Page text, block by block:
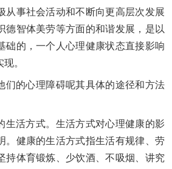
从事社会活动和不断向更高层次发展
德智体美劳等方面的和谐发展，是以
础的，一个人心理健康状态直接影响
。
们的心理障碍呢其具体的途径和方法
生活方式。生活方式对心理健康的影
。健康的生活方式指生活有规律、劳
持体育锻炼、少饮酒、不吸烟、讲究